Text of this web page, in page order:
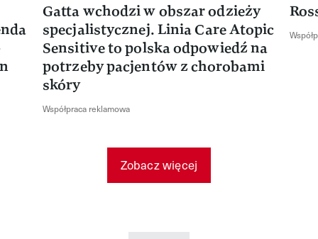
Gatta wchodzi w obszar odzieży
specjalistycznej. Linia Care Atopic
Sensitive to polska odpowiedź na
potrzeby pacjentów z chorobami
skóry
Współpraca reklamowa
Zobacz więcej